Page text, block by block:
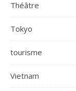
Théâtre
Tokyo
tourisme
Vietnam